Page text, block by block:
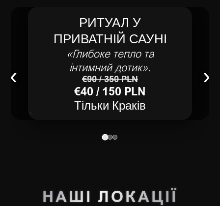
РИТУАЛ У
ПРИВАТНІЙ САУНІ
«Глибоке тепло та
інтимний дотик».
€90 / 350 PLN
€40 / 150 PLN
Тільки Краків
‹ ›
НАШІ ЛОКАЦІЇ